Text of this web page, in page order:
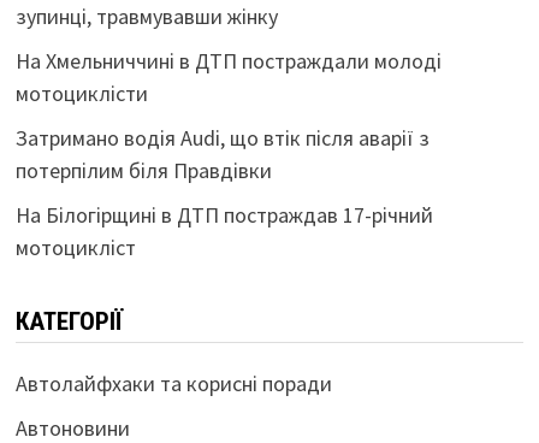
зупинці, травмувавши жінку
На Хмельниччині в ДТП постраждали молоді
мотоциклісти
Затримано водія Audi, що втік після аварії з
потерпілим біля Правдівки
На Білогірщині в ДТП постраждав 17-річний
мотоцикліст
КАТЕГОРІЇ
Автолайфхаки та корисні поради
Автоновини